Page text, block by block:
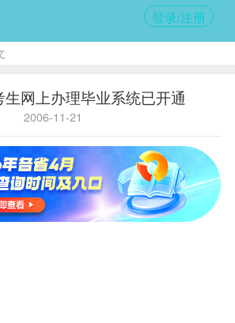
登录/注册
网上办理毕业系统已开通
2006-11-21